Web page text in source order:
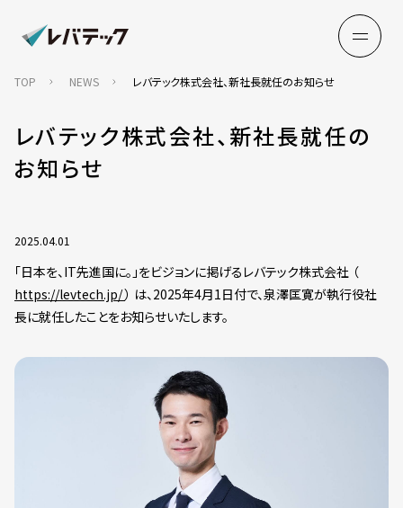
TOP NEWS レバテック株式会社、新社長就任のお知らせ
レバテック株式会社、新社長就任の
お知らせ
2025.04.01
「日本を、IT先進国に。」をビジョンに掲げるレバテック株式会社 （
https://levtech.jp/） は、2025年4月1日付で、泉澤匡寛が執行役社
長に就任したことをお知らせいたします。